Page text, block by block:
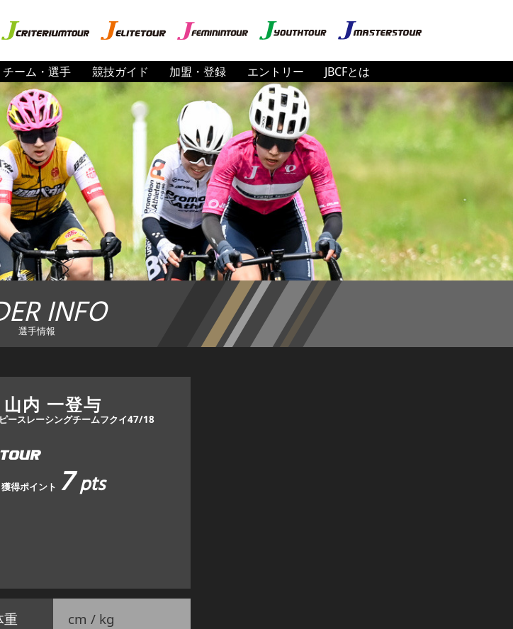
チーム・選手 競技ガイド 加盟・登録 エントリー JBCFとは
INFO
選手情報
山内 一登与
ースレーシングチームフクイ47/18
獲得ポイント 7pts
重 cm / kg